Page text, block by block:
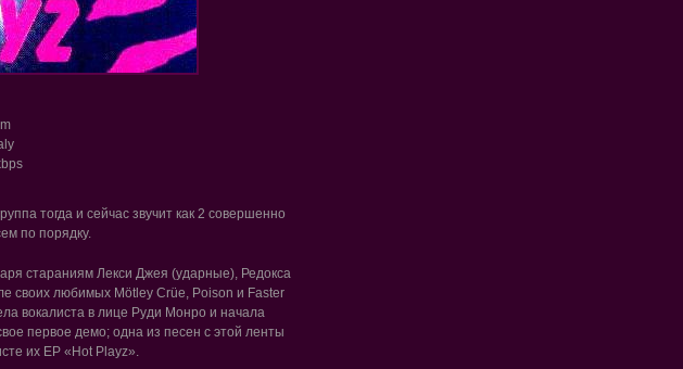
тогда и сейчас звучит как 2 совершенно
по порядку.
стараниям Лекси Джея (ударные), Редокса
своих любимых Mötley Crüe, Poison и Faster
вокалиста в лице Руди Монро и начала
первое демо; одна из песен с этой ленты
их EP «Hot Playz».